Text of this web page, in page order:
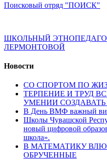
Поисковый отряд "ПОИСК"
ШКОЛЬНЫЙ
ЛЕРМОНТОВОЙ
Новости
СО СПОРТОМ ПО
ТЕРПЕНИЕ И ТРУД
УМЕНИИ СОЗДАВАТЬ
В День ВМФ важный
Школы Чувашской
новый цифровой
школа».
В МАТЕМАТИКУ
ОБРУЧЕННЫЕ